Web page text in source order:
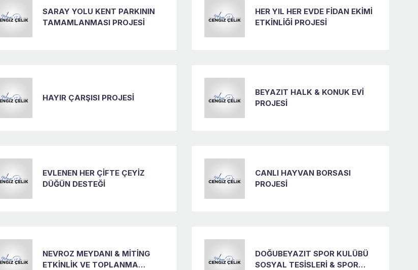
SARAY YOLU KENT PARKININ
TAMAMLANMASI PROJESİ
HER YIL HER EVDE FİDAN EKİMİ
ETKİNLİĞİ PROJESİ
HAYIR ÇARŞISI PROJESİ
BEYAZIT HALK & KONUK EVİ
PROJESİ
EVLENEN HER ÇİFTE ÇEYİZ
DÜĞÜN DESTEĞİ
CANLI HAYVAN BORSASI
PROJESİ
NEVROZ MEYDANI & MİTİNG
ETKİNLİK VE TOPLANMA
DOĞUBEYAZIT SPOR KULÜBÜ
SOSYAL TESİSLERİ & SPOR